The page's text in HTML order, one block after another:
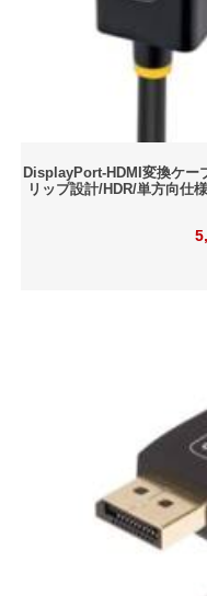
DisplayPort-HDMI変換ケー
リップ設計/HDR/単方向仕